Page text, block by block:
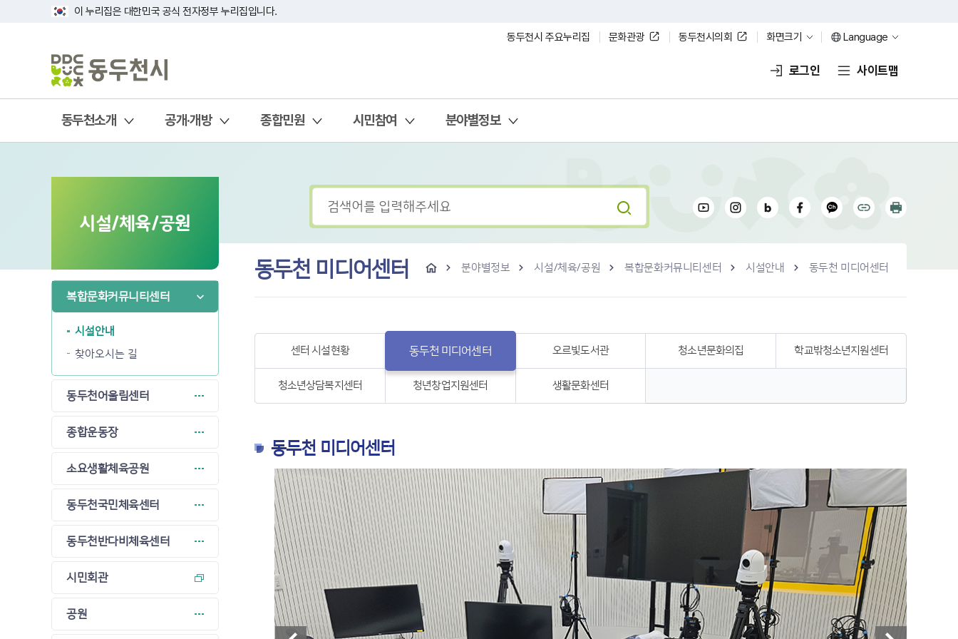
이 누리집은 대한민국 공식 전자정부 누리집입니다.
동두천시 주요누리집
문화관광 동두천시의회 화면크기 Language
로그인 사이트맵
동두천소개 공개·개방 종합민원 시민참여 분야별정보
시설/체육/공원
복합문화커뮤니티센터
시설안내
찾아오시는 길
동두천어울림센터
종합운동장
소요생활체육공원
동두천국민체육센터
동두천반다비체육센터
시민회관
공원
동두천 미디어센터 분야별정보 시설/체육/공원 복합문화커뮤니티센터 시설안내 동두천 미디어센터
센터 시설현황 동두천 미디어센터 오르빛도서관 청소년문화의집 학교밖청소년지원센터
청소년상담복지센터 청년창업지원센터 생활문화센터
동두천 미디어센터